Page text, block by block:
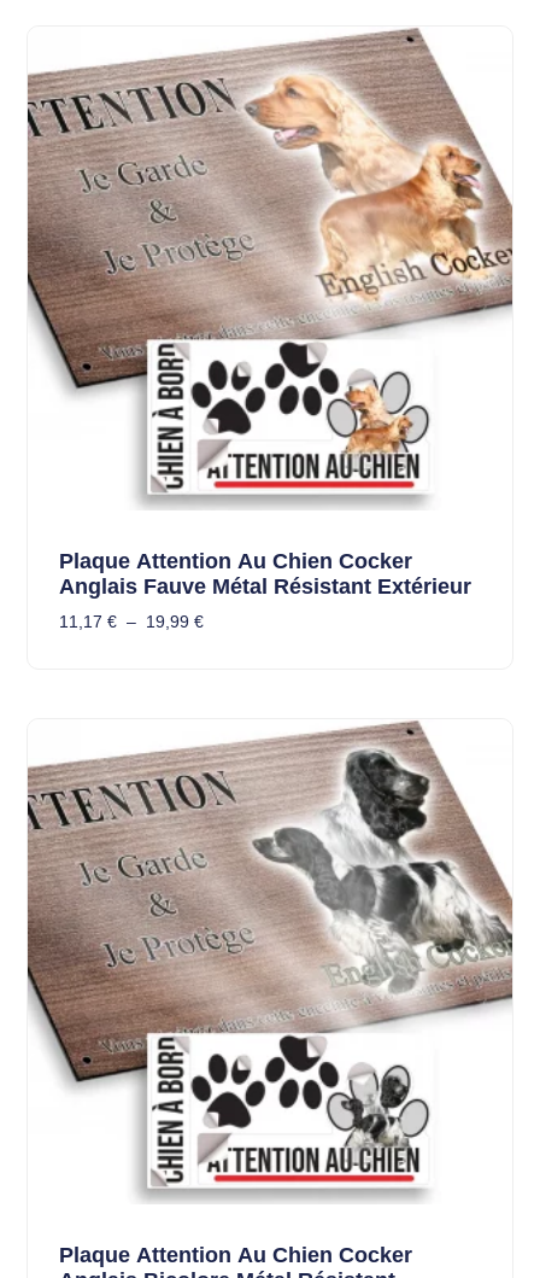
Plaque Attention Au Chien Cocker
Anglais Fauve Métal Résistant Extérieur
11,17 € – 19,99 €
Plaque Attention Au Chien Cocker